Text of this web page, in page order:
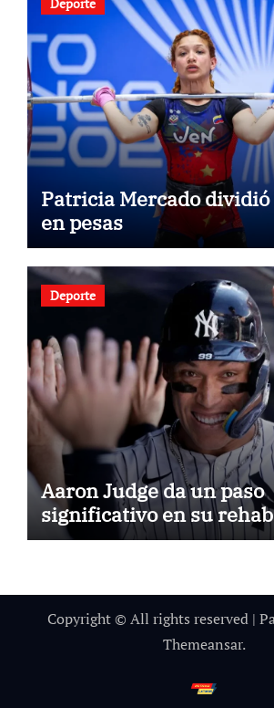
Patricia Mercado
en pesas
Deporte
Aaron Judge da un paso
significativo en su
Copyright © All rights reserved |
Themeansar.